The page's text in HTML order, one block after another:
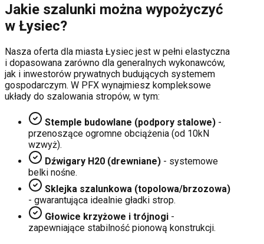
Jakie szalunki można wypożyczyć
w Łysiec?
Nasza oferta dla miasta Łysiec jest w pełni elastyczna
i dopasowana zarówno dla generalnych wykonawców,
jak i inwestorów prywatnych budujących systemem
gospodarczym. W PFX wynajmiesz kompleksowe
układy do szalowania stropów, w tym:
Stemple budowlane (podpory stalowe) -
przenoszące ogromne obciążenia (od 10kN
wzwyż).
Dźwigary H20 (drewniane) - systemowe
belki nośne.
Sklejka szalunkowa (topolowa/brzozowa)
- gwarantująca idealnie gładki strop.
Głowice krzyżowe i trójnogi -
zapewniające stabilność pionową konstrukcji.